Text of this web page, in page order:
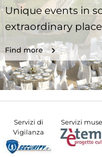
Unique events in
extraordinary
Find more
Servizi di
Vigilanza
Servizi